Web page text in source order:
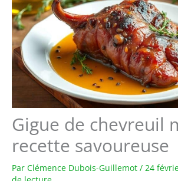
Gigue de chevreuil
recette savoureuse
Par Clémence Dubois-Guillemot / 24